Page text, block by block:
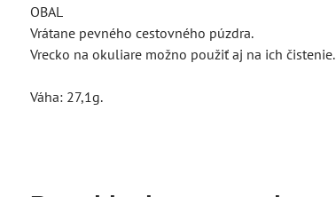
OBAL
Vrátane pevného cestovného púzdra.
Vrecko na okuliare možno použiť aj na ich čistenie.
Váha: 27,1g.